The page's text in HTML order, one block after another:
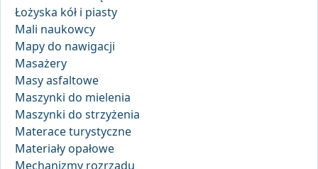
Łożyska kół i piasty
Mali naukowcy
Mapy do nawigacji
Masażery
Masy asfaltowe
Maszynki do mielenia
Maszynki do strzyżenia
Materace turystyczne
Materiały opałowe
Mechanizmy rozrządu